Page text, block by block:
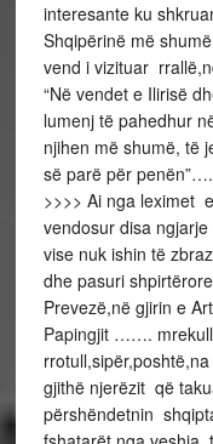
interesante ku
Shqipërinë më
vend i vizituar
“Në vendet e Ilirisë
lumenj të pahedhur
njihen më shumë, të
së parë për penën”….
>>>> Ai nga leximet
vendosur disa
vise nuk ishin të
dhe pasuri
Prevezë,në gjirin e
Papingjit …….
gjithë njerëzit që
përshëndetnin